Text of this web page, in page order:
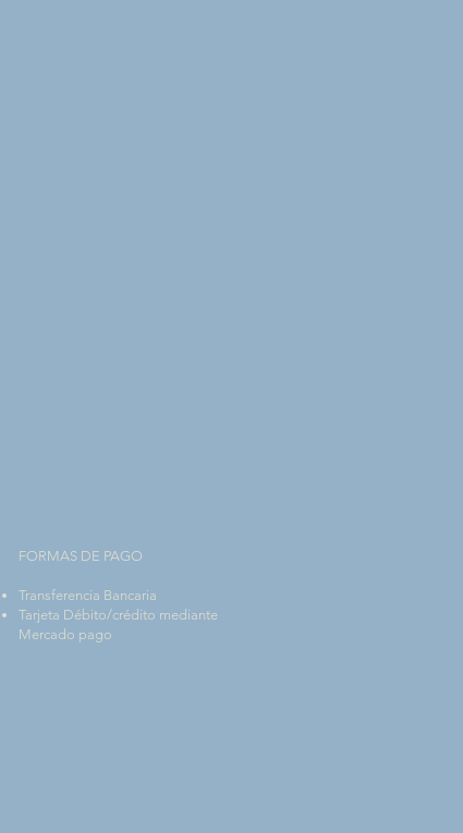
FORMAS DE PAGO
Transferencia Bancaria
Tarjeta Débito/crédito mediante
Mercado pago